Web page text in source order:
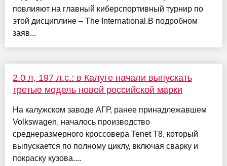
повлияют на главный киберспортивный турнир по
этой дисциплине – The International.В подробном
заяв...
2.0 л, 197 л.с.: в Калуге начали выпускать
третью модель новой российской марки
На калужском заводе АГР, ранее принадлежавшем
Volkswagen, началось производство
среднеразмерного кроссовера Tenet T8, который
выпускается по полному циклу, включая сварку и
покраску кузова....